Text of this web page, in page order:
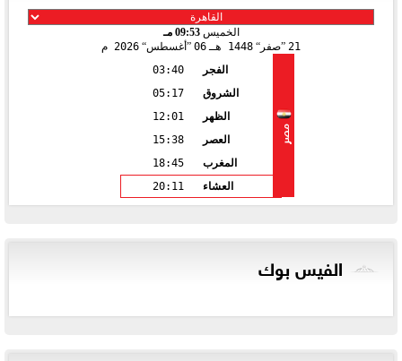
الخميس09:53 مـ
21
صفر 1448 هـ 06 أغسطس 2026 م
مصر
الفجر
03:40
الشروق
05:17
الظهر
12:01
العصر
15:38
المغرب
18:45
العشاء
20:11
الفيس بوك